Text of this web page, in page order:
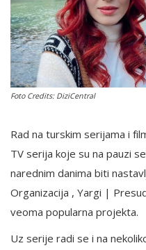
Login
Register
English
Foto Credits: DiziCentral
Rad na turskim serijama i
TV serija koje su na pauzi
narednim danima biti
Organizacija , Yargi |
veoma popularna projekta.
Uz serije radi se i na